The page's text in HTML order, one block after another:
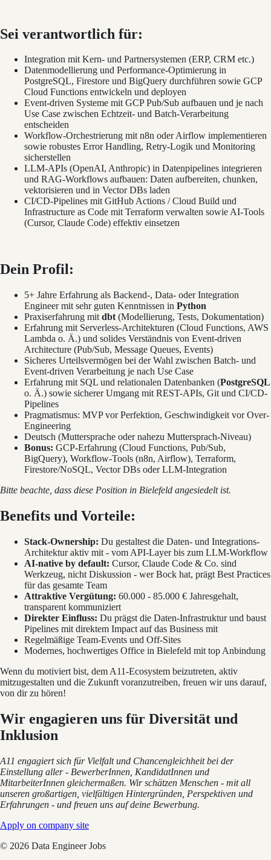
Sei verantwortlich für:
Integration mit Kern- und Partnersystemen (ERP, CRM etc.)
Datenmodellierung und Performance-Optimierung in
PostgreSQL, Firestore und BigQuery durchführen sowie GCP
Cloud Functions entwickeln und deployen
Event-driven Systeme mit GCP Pub/Sub aufbauen und je nach
Use Case zwischen Echtzeit- und Batch-Verarbeitung
entscheiden
Workflow-Orchestrierung mit n8n oder Airflow implementieren
sowie robustes Error Handling, Retry-Logik und Monitoring
sicherstellen
LLM-APIs (OpenAI, Anthropic) in Datenpipelines integrieren
und RAG-Workflows aufbauen: Daten aufbereiten, chunken,
vektorisieren und in Vector DBs laden
CI/CD-Pipelines mit GitHub Actions / Cloud Build und
Infrastructure as Code mit Terraform verwalten sowie AI-Tools
(Cursor, Claude Code) effektiv einsetzen
Dein Profil:
5+ Jahre Erfahrung als Backend-, Data- oder Integration
Engineer mit sehr guten Kenntnissen in Python
Praxiserfahrung mit dbt (Modellierung, Tests, Dokumentation)
Erfahrung mit Serverless-Architekturen (Cloud Functions, AWS
Lambda o. Ä.) und solides Verständnis von Event-driven
Architecture (Pub/Sub, Message Queues, Events)
Sicheres Urteilsvermögen bei der Wahl zwischen Batch- und
Event-driven Verarbeitung je nach Use Case
Erfahrung mit SQL und relationalen Datenbanken (PostgreSQL
o. Ä.) sowie sicherer Umgang mit REST-APIs, Git und CI/CD-
Pipelines
Pragmatismus: MVP vor Perfektion, Geschwindigkeit vor Over-
Engineering
Deutsch (Muttersprache oder nahezu Muttersprach-Niveau)
Bonus: GCP-Erfahrung (Cloud Functions, Pub/Sub,
BigQuery), Workflow-Tools (n8n, Airflow), Terraform,
Firestore/NoSQL, Vector DBs oder LLM-Integration
Bitte beachte, dass diese Position in Bielefeld angesiedelt ist.
Benefits und Vorteile:
Stack-Ownership: Du gestaltest die Daten- und Integrations-
Architektur aktiv mit - vom API-Layer bis zum LLM-Workflow
AI-native by default: Cursor, Claude Code & Co. sind
Werkzeug, nicht Diskussion - wer Bock hat, prägt Best Practices
für das gesamte Team
Attraktive Vergütung: 60.000 - 85.000 € Jahresgehalt,
transparent kommuniziert
Direkter Einfluss: Du prägst die Daten-Infrastruktur und baust
Pipelines mit direktem Impact auf das Business mit
Regelmäßige Team-Events und Off-Sites
Modernes, hochwertiges Office in Bielefeld mit top Anbindung
Wenn du motiviert bist, dem A11-Ecosystem beizutreten, aktiv
mitzugestalten und die Zukunft voranzutreiben, freuen wir uns darauf,
von dir zu hören!
Wir engagieren uns für Diversität und
Inklusion
A11 engagiert sich für Vielfalt und Chancengleichheit bei der
Einstellung aller - BewerberInnen, KandidatInnen und
MitarbeiterInnen gleichermaßen. Wir schätzen Menschen - mit all
unseren großartigen, vielfältigen Hintergründen, Perspektiven und
Erfahrungen - und freuen uns auf deine Bewerbung.
Apply on company site
© 2026 Data Engineer Jobs